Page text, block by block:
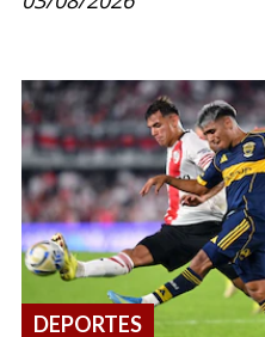
DEPORTES